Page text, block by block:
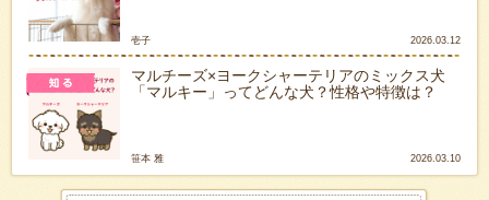
壱子 2026.03.12
マルチーズ×ヨークシャーテリアのミックス犬
「マルキー」ってどんな犬？性格や特徴は？
笹本 雅 2026.03.10